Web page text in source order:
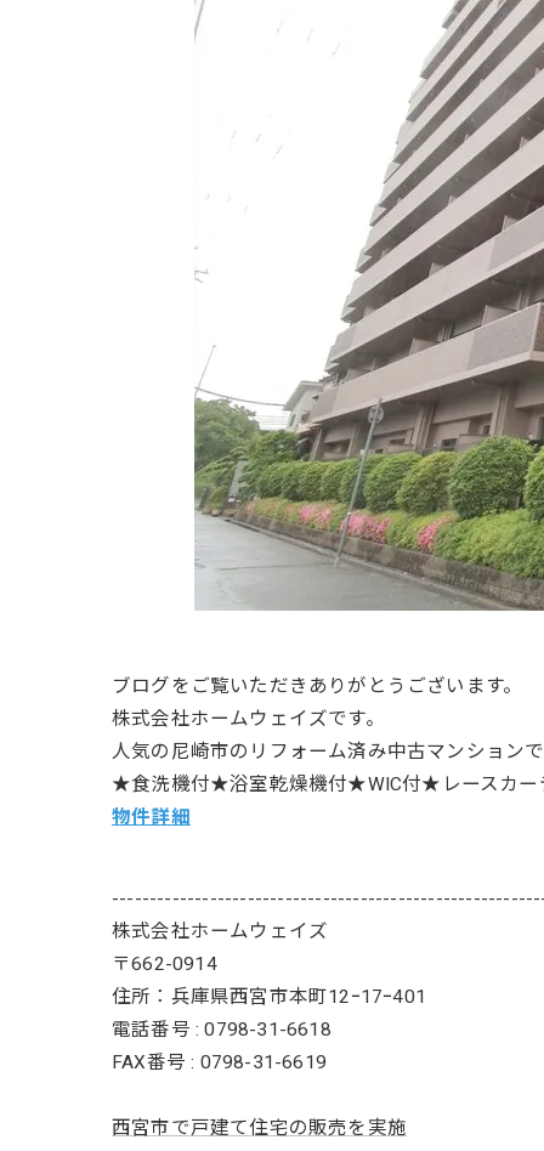
ブログをご覧いただきありがとうございます。
株式会社ホームウェイズです。
人気の尼崎市のリフォーム済み中古マンションで
★食洗機付★浴室乾燥機付★WIC付★レースカー
物件詳細
株式会社ホームウェイズ
〒662-0914
住所：兵庫県西宮市本町12ｰ17ｰ401
電話番号 : 0798-31-6618
FAX番号 : 0798-31-6619
西宮市で戸建て住宅の販売を実施